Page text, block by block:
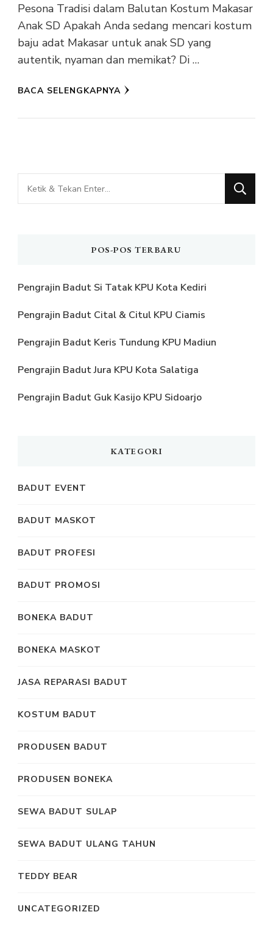
Pesona Tradisi dalam Balutan Kostum Makasar
Anak SD Apakah Anda sedang mencari kostum
baju adat Makasar untuk anak SD yang
autentik, nyaman dan memikat? Di …
BACA SELENGKAPNYA
Mencari
Sesuatu?
POS-POS TERBARU
Pengrajin Badut Si Tatak KPU Kota Kediri
Pengrajin Badut Cital & Citul KPU Ciamis
Pengrajin Badut Keris Tundung KPU Madiun
Pengrajin Badut Jura KPU Kota Salatiga
Pengrajin Badut Guk Kasijo KPU Sidoarjo
KATEGORI
BADUT EVENT
BADUT MASKOT
BADUT PROFESI
BADUT PROMOSI
BONEKA BADUT
BONEKA MASKOT
JASA REPARASI BADUT
KOSTUM BADUT
PRODUSEN BADUT
PRODUSEN BONEKA
SEWA BADUT SULAP
SEWA BADUT ULANG TAHUN
TEDDY BEAR
UNCATEGORIZED